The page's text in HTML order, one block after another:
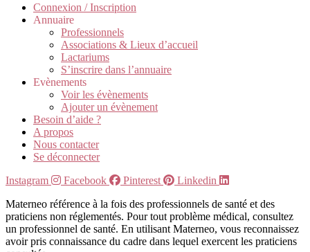
Connexion / Inscription
Annuaire
Professionnels
Associations & Lieux d’accueil
Lactariums
S’inscrire dans l’annuaire
Evènements
Voir les évènements
Ajouter un évènement
Besoin d’aide ?
A propos
Nous contacter
Se déconnecter
Instagram
Facebook Pinterest
Linkedin
Materneo référence à la fois des professionnels de santé et des
praticiens non réglementés. Pour tout problème médical, consultez
un professionnel de santé. En utilisant Materneo, vous reconnaissez
avoir pris connaissance du cadre dans lequel exercent les praticiens